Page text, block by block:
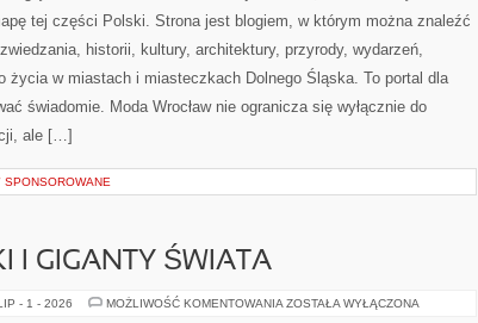
tej części Polski. Strona jest blogiem, w którym można znaleźć
historii, kultury, architektury, przyrody, wydarzeń,
życia w miastach i miasteczkach Dolnego Śląska. To portal dla
świadomie. Moda Wrocław nie ogranicza się wyłącznie do
ale […]
SPONSOROWANE
I GIGANTY ŚWIATA
- 1 - 2026 MOŻLIWOŚĆ KOMENTOWANIA CIEKAWOSTKI
ZOSTAŁA WYŁĄCZONA